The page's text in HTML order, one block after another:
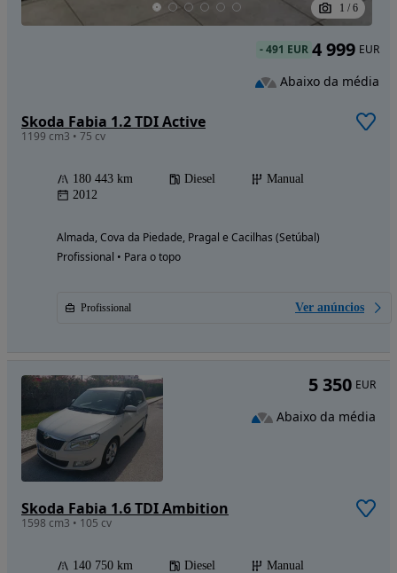
1 / 6
Skoda Fabia 1.2 TDI Active
1199 cm3 • 75 cv
180 443 km Diesel
Manual
2012
Almada, Cova da Piedade, Pragal e Cacilhas (Setúbal)
Profissional • Para o topo
Profissional Ver anúncios
-491 EUR 4 999 EUR
Abaixo da média
Skoda Fabia 1.6 TDI Ambition
1598 cm3 • 105 cv
140 750 km Diesel
Manual
5 350 EUR
Abaixo da média